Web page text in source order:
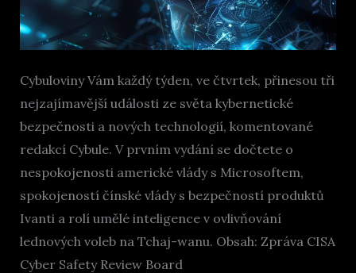
Cybuloviny Vám každý týden, ve čtvrtek, přinesou tři
nejzajímavější události ze světa kybernetické
bezpečnosti a nových technologií, komentované
redakcí Cybule. V prvním vydání se dočtete o
nespokojenosti americké vlády s Microsoftem,
spokojeností čínské vlády s bezpečností produktů
Ivanti a rolí umělé inteligence v ovlivňování
lednových voleb na Tchaj-wanu. Obsah: Zpráva CISA
Cyber Safety Review Board